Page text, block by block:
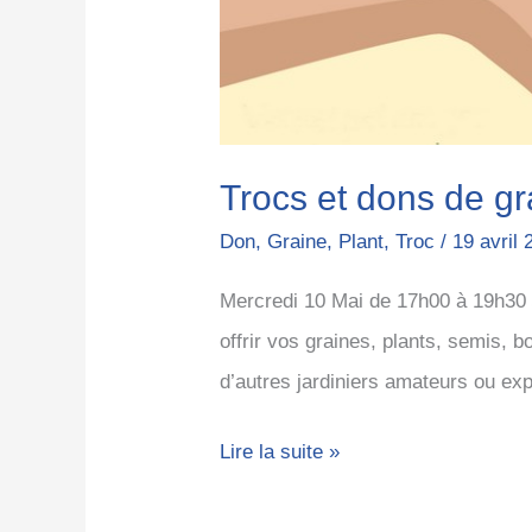
Trocs et dons de
Don, Graine, Plant,Troc / 19 avril
Mercredi 10 Mai de 17h00 à
offrir vos graines, plants, semis,
d’autres jardiniers amateurs ou
Lire la suite »